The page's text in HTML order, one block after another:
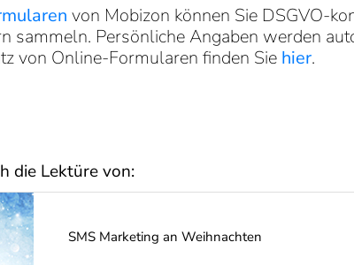
von Mobizon können Sie DSGVO-
sammeln. Persönliche Angaben werden
von Online-Formularen finden Sie hier.
die Lektüre von:
SMS Marketing an Weihnachten